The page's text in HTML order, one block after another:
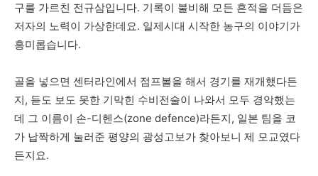
구를 가르친 전규삼입니다. 기록이 불비해 모든 흔적을 더듬은
저자의 노력이 가상한데요. 일제시대 시작한 농구의 이야기가
흥미롭습니다.
골을 넣으면 센터라인에서 점프볼을 해서 경기를 재개했다든
지, 듣도 보도 못한 기막힌 수비전술이 나와서 모두 경악했는
데 그 이름이 손-디헨스(zone defence)라든지, 일본 팀을 코
가 납짝하게 눌러준 평양의 광성고보가 찾아보니 제 모교였다
든지요.